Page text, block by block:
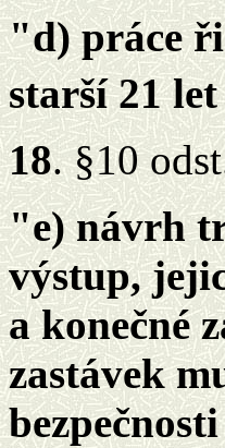
"d) práce
starší 21
18. §10
"e) návrh
výstup,
a konečné
zastávek